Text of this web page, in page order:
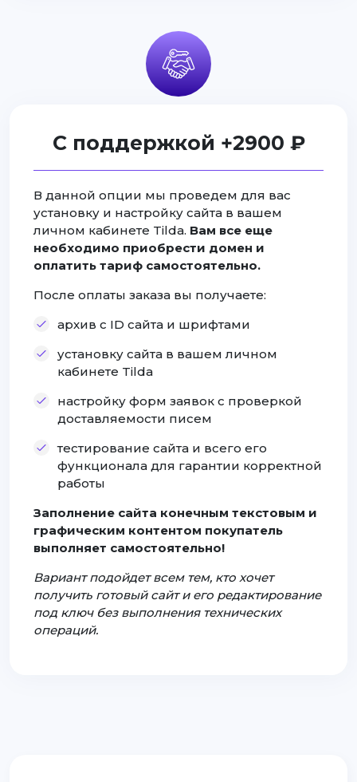
С поддержкой +2900 ₽
В данной опции мы проведем для вас
установку и настройку сайта в вашем
личном кабинете Tilda. Вам все еще
необходимо приобрести домен и
оплатить тариф самостоятельно.
После оплаты заказа вы получаете:
архив с ID сайта и шрифтами
установку сайта в вашем личном
кабинете Tilda
настройку форм заявок с проверкой
доставляемости писем
тестирование сайта и всего его
функционала для гарантии корректной
работы
Заполнение сайта конечным текстовым и
графическим контентом покупатель
выполняет самостоятельно!
Вариант подойдет всем тем, кто хочет
получить готовый сайт и его редактирование
под ключ без выполнения технических
операций.